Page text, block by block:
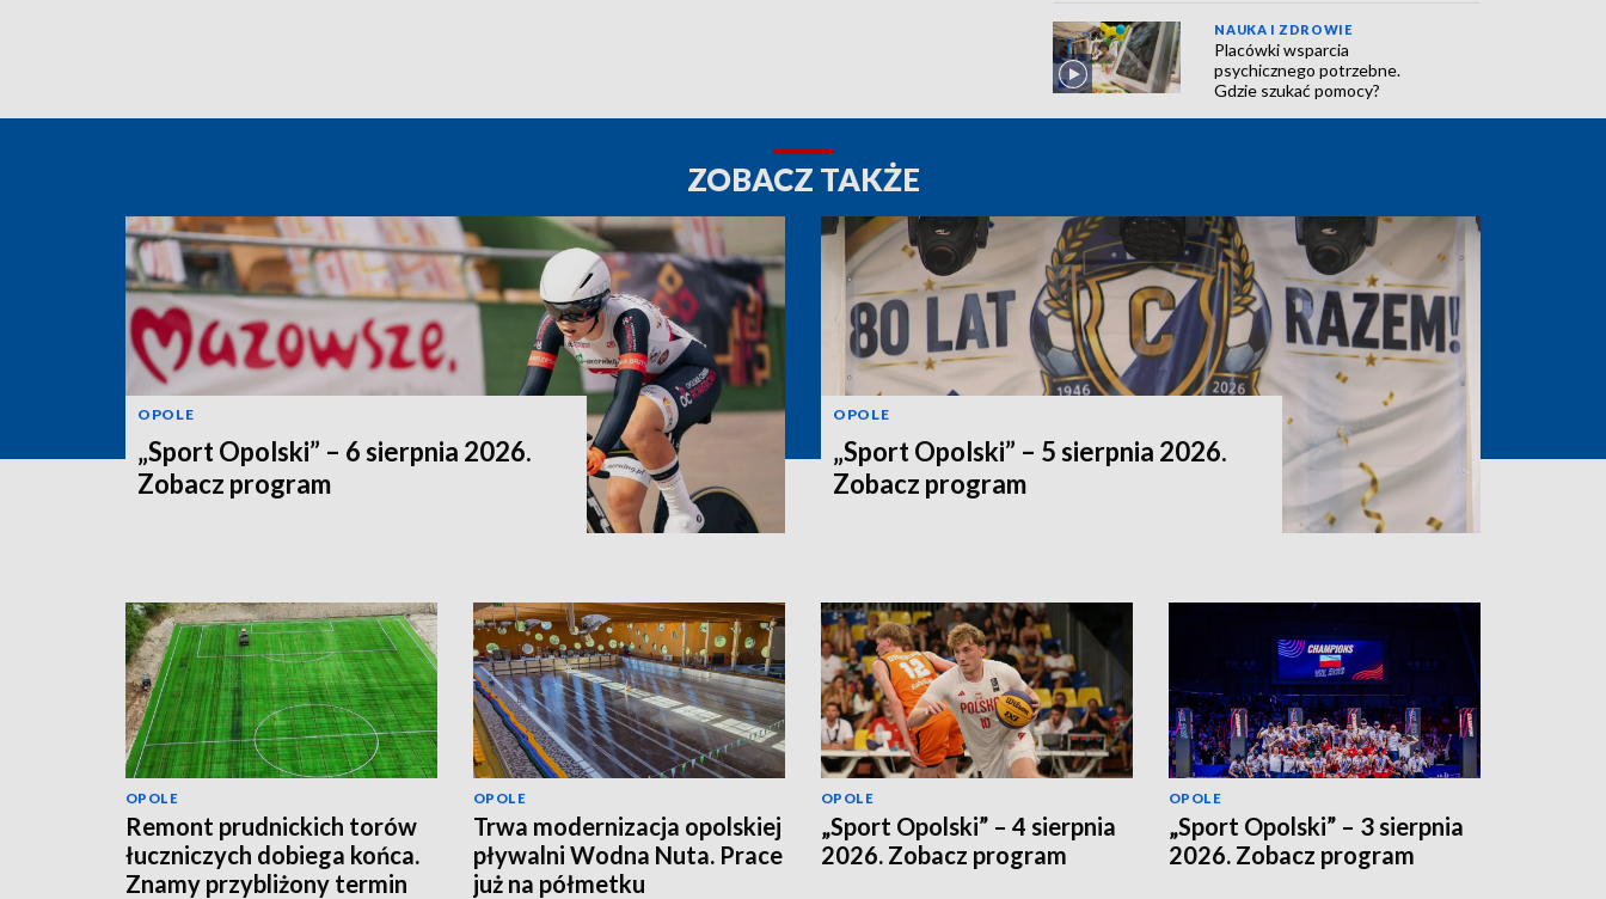
NAUKA I ZDROWIE
Placówki wsparcia
psychicznego potrzebne.
Gdzie szukać pomocy?
ZOBACZ TAKŻE
OPOLE
„Sport Opolski” – 6 sierpnia 2026.
Zobacz program
OPOLE
„Sport Opolski” – 5 sierpnia 2026.
Zobacz program
OPOLE
Remont prudnickich torów
łuczniczych dobiega końca.
Znamy przybliżony termin
OPOLE
Trwa modernizacja opolskiej
pływalni Wodna Nuta. Prace
już na półmetku
OPOLE
„Sport Opolski” – 4 sierpnia
2026. Zobacz program
OPOLE
„Sport Opolski” – 3 sierpnia
2026. Zobacz program